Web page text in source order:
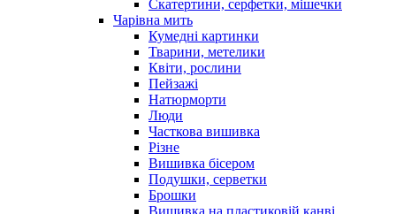
Скатертини, серфетки, мішечки
Чарiвна мить
Кумедні картинки
Тварини, метелики
Квіти, рослини
Пейзажі
Натюрморти
Люди
Часткова вишивка
Різне
Вишивка бісером
Подушки, серветки
Брошки
Вишивка на пластиковій канві